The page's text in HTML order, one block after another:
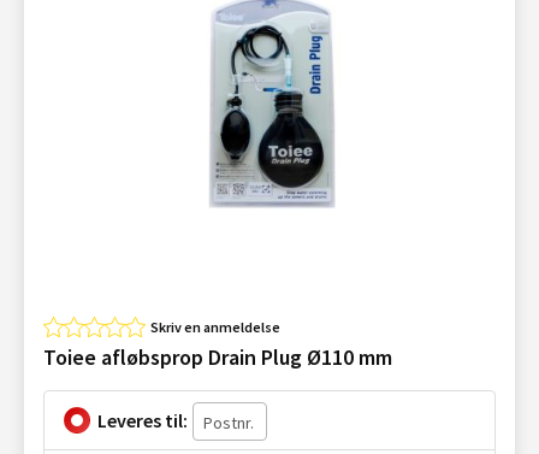
Skriv en anmeldelse
Toiee afløbsprop Drain Plug Ø110 mm
Leveres til: